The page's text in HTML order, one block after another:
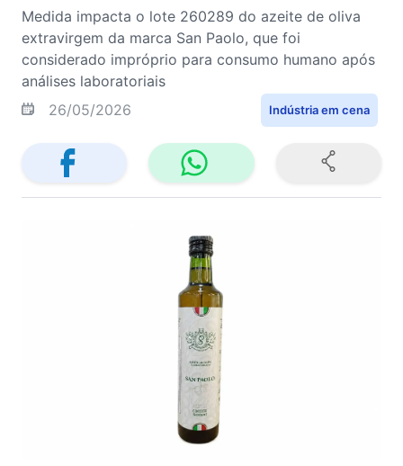
Medida impacta o lote 260289 do azeite de oliva
extravirgem da marca San Paolo, que foi
considerado impróprio para consumo humano após
análises laboratoriais
26/05/2026
Indústria em cena